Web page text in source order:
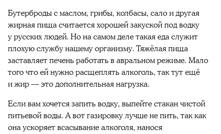
Бутерброды с маслом, грибы, колбасы, сало и другая
жирная пища считается хорошей закуской под водку
у русских людей. Но на самом деле такая еда служит
плохую службу нашему организму. Тяжёлая пища
заставляет печень работать в авральном режиме. Мало
того что ей нужно расщеплять алкоголь, так тут ещё
и жир — это дополнительная нагрузка.
Если вам хочется запить водку, выпейте стакан чистой
питьевой воды. А вот газировку лучше не пить, так как
она ускоряет всасывание алкоголя, нанося